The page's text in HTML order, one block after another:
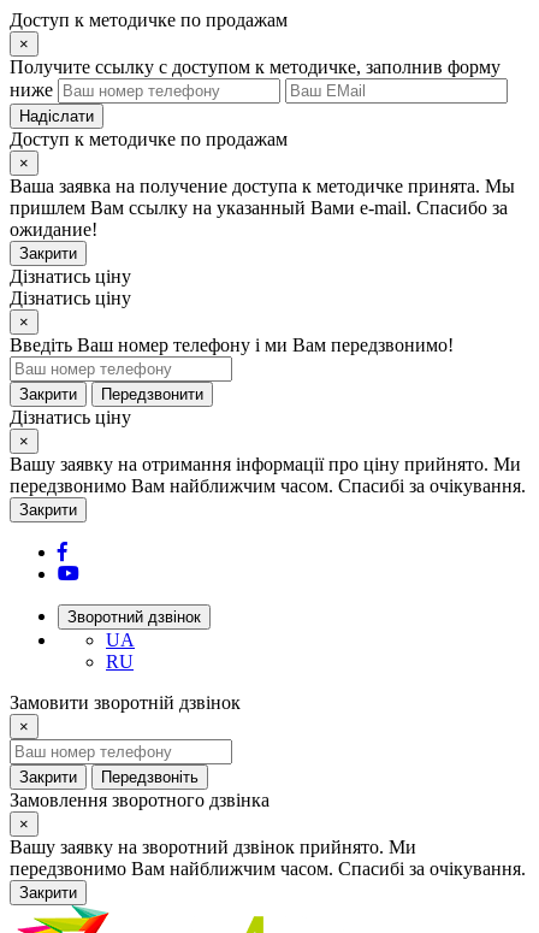
Доступ к методичке по продажам
×
Получите ссылку с доступом к методичке, заполнив форму
ниже
Надіслати
Доступ к методичке по продажам
×
Ваша заявка на получение доступа к методичке принята. Мы
пришлем Вам ссылку на указанный Вами e-mail. Спасибо за
ожидание!
Закрити
Дізнатись ціну
Дізнатись ціну
×
Введіть Ваш номер телефону і ми Вам передзвонимо!
Закрити Передзвонити
Дізнатись ціну
×
Вашу заявку на отримання інформації про ціну прийнято. Ми
передзвонимо Вам найближчим часом. Спасибі за очікування.
Закрити
Зворотний дзвінок
UA
RU
Замовити зворотній дзвінок
×
Закрити Передзвоніть
Замовлення зворотного дзвінка
×
Вашу заявку на зворотний дзвінок прийнято. Ми
передзвонимо Вам найближчим часом. Спасибі за очікування.
Закрити